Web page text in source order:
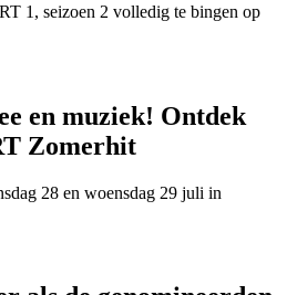
1, seizoen 2 volledig te bingen op
en muziek! Ontdek
Zomerhit
28 en woensdag 29 juli in